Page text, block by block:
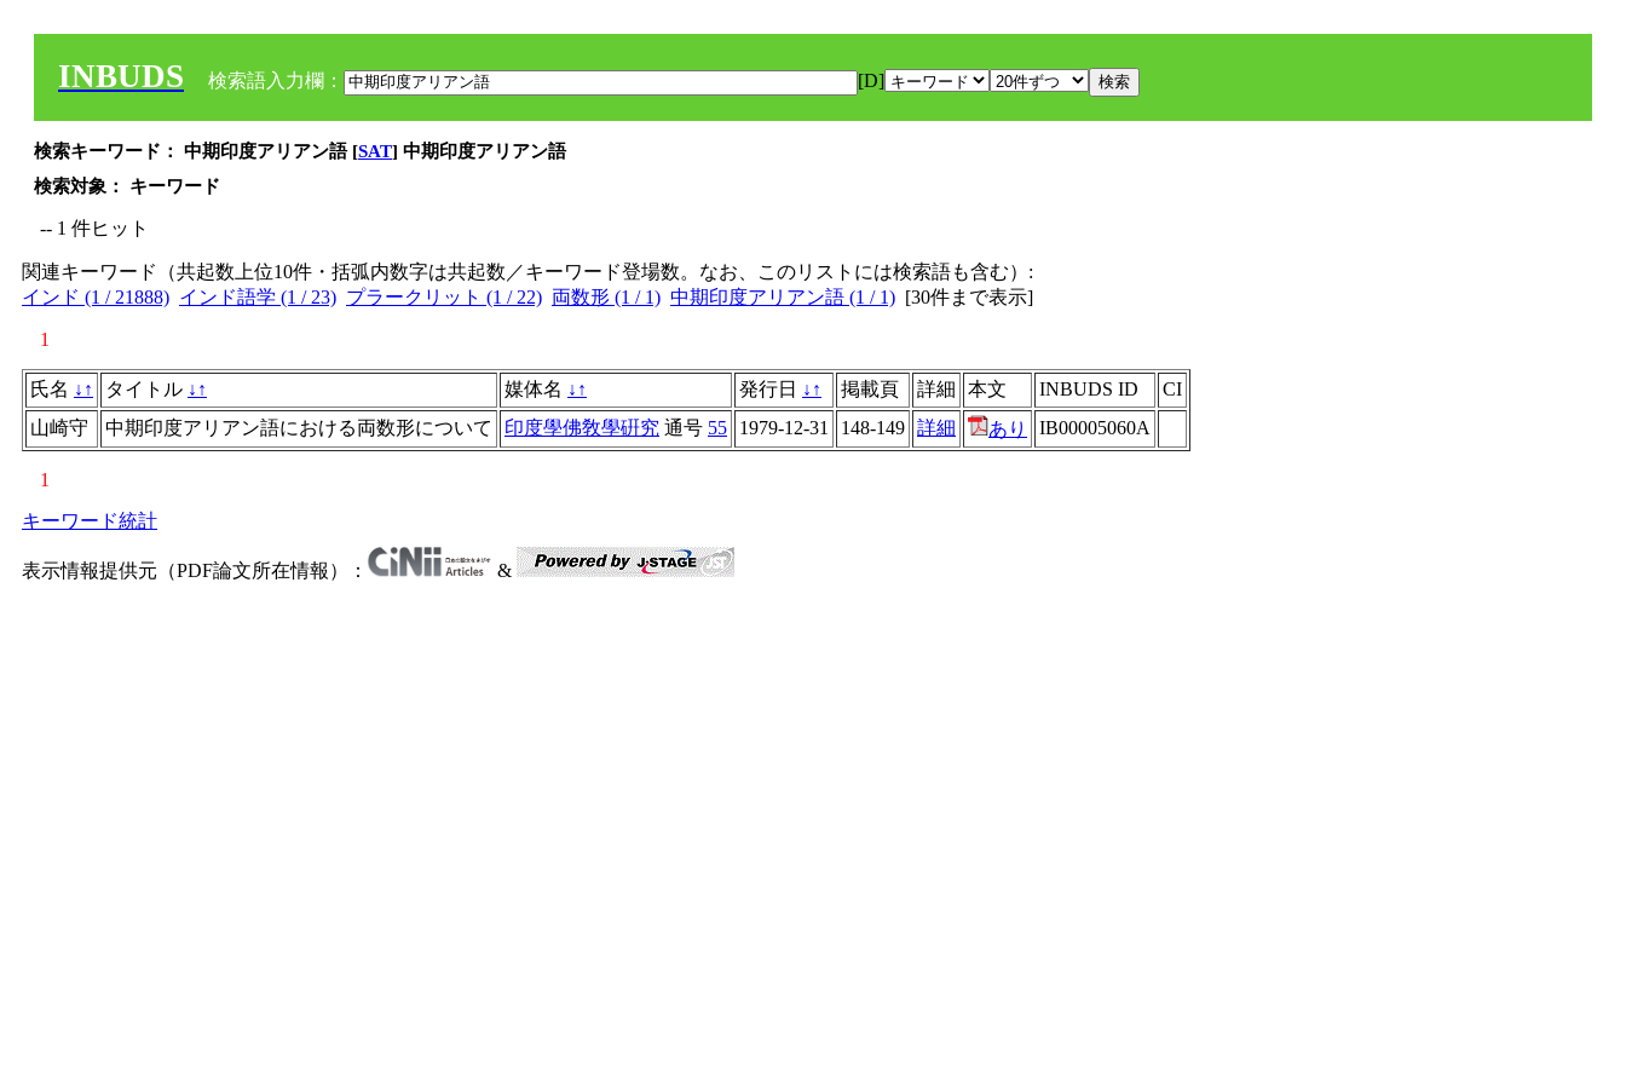
INBUDS 検索語入力欄： [D]
検索キーワード： 中期印度アリアン語 [SAT] 中期印度アリアン語
検索対象： キーワード
-- 1 件ヒット
関連キーワード（共起数上位10件・括弧内数字は共起数／キーワード登場数。なお、このリストには検索語も含む）:
インド (1 / 21888) インド語学 (1 / 23) プラークリット (1 / 22) 両数形 (1 / 1) 中期印度アリアン語 (1 / 1) [30件まで表示]
1
氏名 ↓ ↑ タイトル ↓ ↑ 媒体名 ↓ ↑ 発行日 ↓ ↑ 掲載頁 詳細 本文 INBUDS ID
CI
山崎守
中期印度アリアン語における両数形について 印度學佛敎學硏究 通号 55 1979-12-31 148-149 詳細 あり IB00005060A
1
キーワード統計
表示情報提供元（PDF論文所在情報）： &